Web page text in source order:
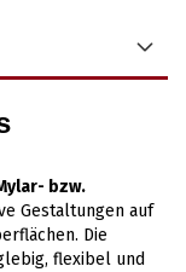
bzw.
Gestaltungen auf
Die
flexibel und